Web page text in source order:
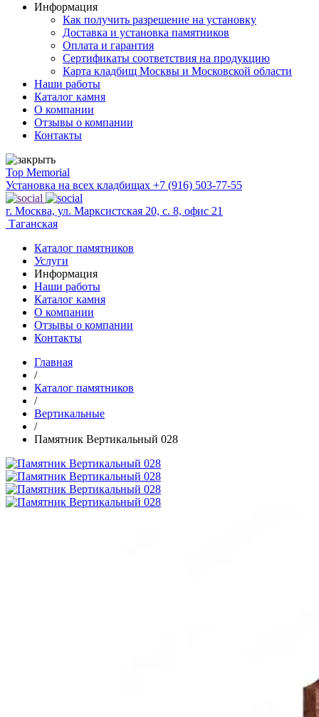
Информация
Как получить разрешение на установку
Доставка и установка памятников
Оплата и гарантия
Сертификаты соответствия на продукцию
Карта кладбищ Москвы и Московской области
Наши работы
Каталог камня
О компании
Отзывы о компании
Контакты
Top Memorial
Установка на всех кладбищах +7 (916) 503-77-55
г. Москва, ул. Марксистская 20, с. 8, офис 21
Таганская
Каталог памятников
Услуги
Информация
Наши работы
Каталог камня
О компании
Отзывы о компании
Контакты
Главная
/
Каталог памятников
/
Вертикальные
/
Памятник Вертикальный 028